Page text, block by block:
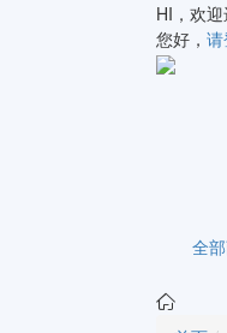
HI，欢
您好，
全